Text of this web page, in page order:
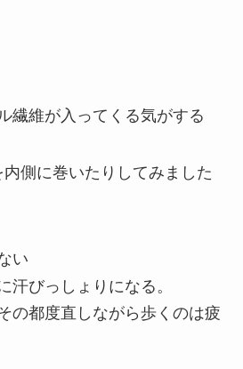
繊維が入ってくる気がする
側に巻いたりしてみました
い
汗びっしょりになる。
の都度直しながら歩くのは疲